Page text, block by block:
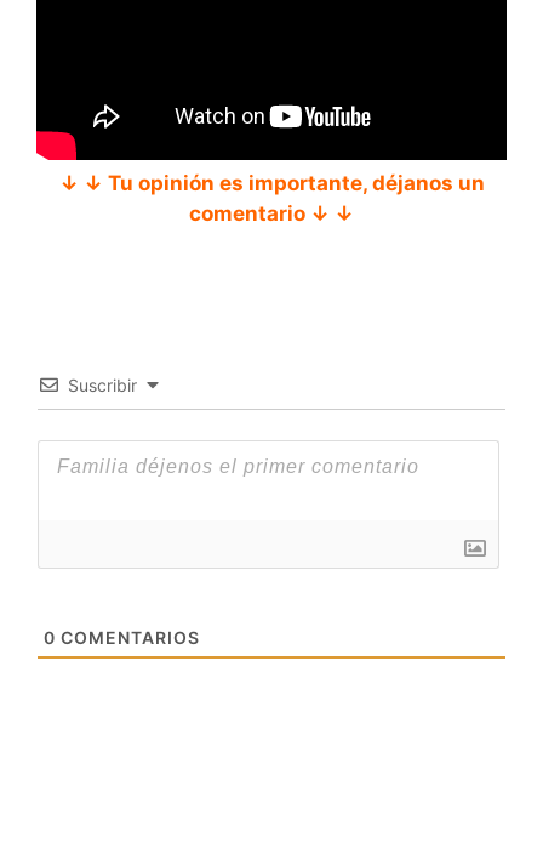
↓ ↓ Tu opinión es importante, déjanos un
comentario ↓ ↓
Suscribir
0 COMENTARIOS